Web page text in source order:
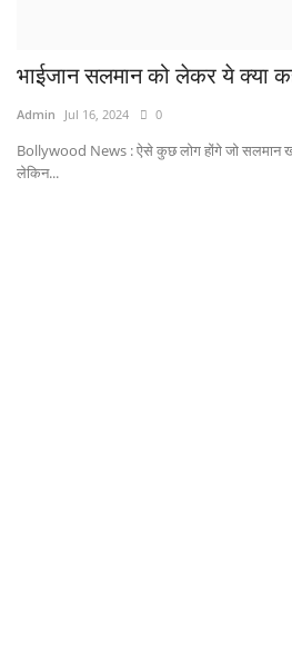
भाईजान सलमान को लेकर ये क्या
Admin Jul 16, 2024 0
Bollywood News : ऐसे कुछ लोग होंगे जो सलमान
लेकिन...